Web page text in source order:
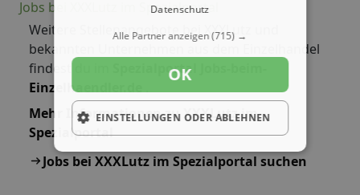
Jobs bei XXXLutz im Spezialportal
Weitere Stellenangebote bei XXXLutz und
bekannten Unternehmen aus dem Einzelhandel
findest du im
Spezialportal Jobs-beim-
Einzelhaendler.de
Mehr Informationen zu XXXLutz im
Spezialportal
Jobs bei XXXLutz im Spezialportal suchen
Datenschutz
Alle Partner anzeigen(715) →
OK
EINSTELLUNGEN ODER ABLEHNEN